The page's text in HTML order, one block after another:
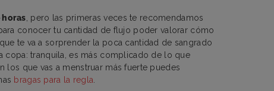
horas , pero las primeras veces te recomendamos
conocer tu cantidad de flujo poder valorar cómo
te va a sorprender la poca cantidad de sangrado
copa: tranquila, es más complicado de lo que
los que vas a menstruar más fuerte puedes
bragas para la regla